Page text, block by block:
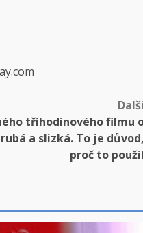
tříhodinového filmu
a slizká. To je důvod,
proč to použil